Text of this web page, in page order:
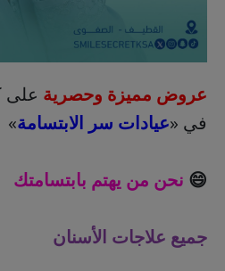
عروض مميزة وحصرية على
في «عيادات سر الابتسامة»
😄 نحن من يهتم بابتسامتك
جميع علاجات الأسنان